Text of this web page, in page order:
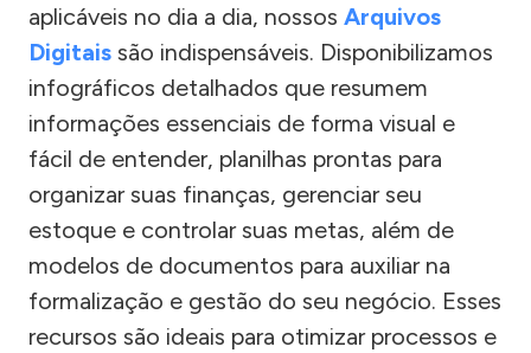
aplicáveis no dia a dia, nossos Arquivos
Digitais são indispensáveis. Disponibilizamos
infográficos detalhados que resumem
informações essenciais de forma visual e
fácil de entender, planilhas prontas para
organizar suas finanças, gerenciar seu
estoque e controlar suas metas, além de
modelos de documentos para auxiliar na
formalização e gestão do seu negócio. Esses
recursos são ideais para otimizar processos e